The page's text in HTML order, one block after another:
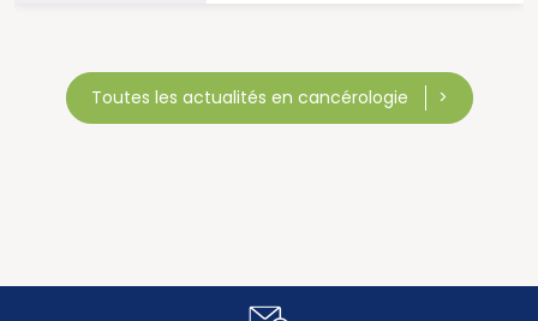
Toutes les actualités en cancérologie